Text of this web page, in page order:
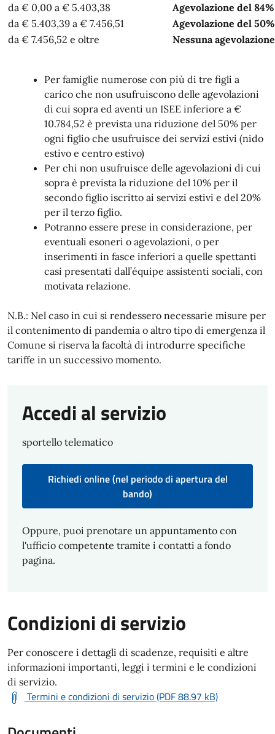
da € 0,00 a € 5.403,38
Agevolazione del 84%
da € 5.403,39 a € 7.456,51
Agevolazione del 50%
da € 7.456,52 e oltre
Nessuna agevolazione
Per famiglie numerose con più di tre figli a
carico che non usufruiscono delle agevolazioni
di cui sopra ed aventi un ISEE inferiore a €
10.784,52 è prevista una riduzione del 50% per
ogni figlio che usufruisce dei servizi estivi (nido
estivo e centro estivo)
Per chi non usufruisce delle agevolazioni di cui
sopra è prevista la riduzione del 10% per il
secondo figlio iscritto ai servizi estivi e del 20%
per il terzo figlio.
Potranno essere prese in considerazione, per
eventuali esoneri o agevolazioni, o per
inserimenti in fasce inferiori a quelle spettanti
casi presentati dall’équipe assistenti sociali, con
motivata relazione.
N.B.: Nel caso in cui si rendessero necessarie misure per
il contenimento di pandemia o altro tipo di emergenza il
Comune si riserva la facoltà di introdurre specifiche
tariffe in un successivo momento.
Accedi al servizio
sportello telematico
Richiedi online (nel periodo di apertura del
bando)
Oppure, puoi prenotare un appuntamento con
l'ufficio competente tramite i contatti a fondo
pagina.
Condizioni di servizio
Per conoscere i dettagli di scadenze, requisiti e altre
informazioni importanti, leggi i termini e le condizioni
di servizio.
Termini e condizioni di servizio (PDF 88.97 kB)